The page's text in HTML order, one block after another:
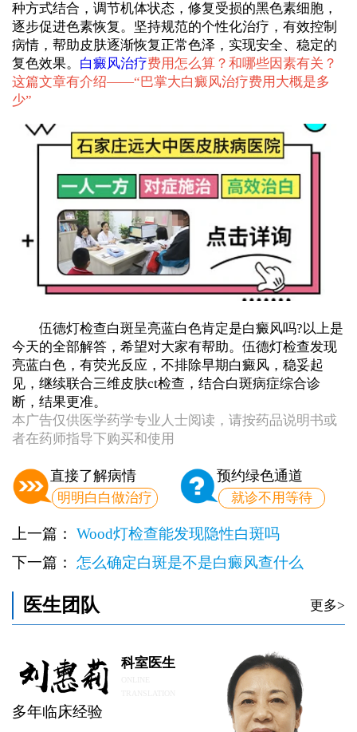
种方式结合，调节机体状态，修复受损的黑色素细胞，
逐步促进色素恢复。坚持规范的个性化治疗，有效控制
病情，帮助皮肤逐渐恢复正常色泽，实现安全、稳定的
复色效果。 白癜风治疗费用怎么算？和哪些因素有关？
这篇文章有介绍——“巴掌大白癜风治疗费用大概是多
少”
伍德灯检查白斑呈亮蓝白色肯定是白癜风吗?以上是
今天的全部解答，希望对大家有帮助。伍德灯检查发现
亮蓝白色，有荧光反应，不排除早期白癜风，稳妥起
见，继续联合三维皮肤ct检查，结合白斑病症综合诊
断，结果更准。
本广告仅供医学药学专业人士阅读，请按药品说明书或
者在药师指导下购买和使用
直接了解病情
明明白白做治疗
预约绿色通道
就诊不用等待
上一篇： Wood灯检查能发现隐性白斑吗
下一篇： 怎么确定白斑是不是白癜风查什么
医生团队 更多>
科室医生
多年临床经验